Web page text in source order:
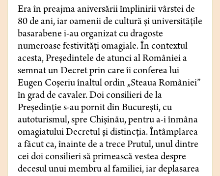
Era în preajma aniversării împlinirii vârstei de
80 de ani, iar oamenii de cultură și universitățile
basarabene i-au organizat cu dragoste
numeroase festivități omagiale. În contextul
acesta, Președintele de atunci al României a
semnat un Decret prin care îi conferea lui
Eugen Coșeriu înaltul ordin „Steaua României”
în grad de cavaler. Doi consilieri de la
Președinție s-au pornit din București, cu
autoturismul, spre Chișinău, pentru a-i înmâna
omagiatului Decretul și distincția. Întâmplarea
a făcut ca, înainte de a trece Prutul, unul dintre
cei doi consilieri să primească vestea despre
decesul unui membru al familiei, iar deplasarea